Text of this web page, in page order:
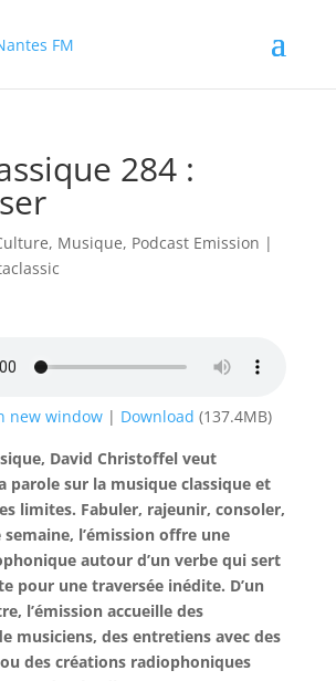
284 :
, Musique, Podcast Emission |
new window| Download (137.4MB)
David Christoffel veut
parole sur la musique classique et
limites. Fabuler, rajeunir, consoler,
l’émission offre une
autour d’un verbe qui sert
pour une traversée inédite. D’un
l’émission accueille des
musiciens, des entretiens avec des
des créations radiophoniques